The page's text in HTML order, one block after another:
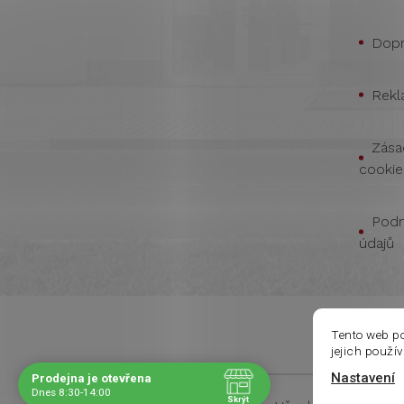
Tento web
jejich
Nastavení
údajů
Prodejna je otevřena
Dnes 8:30-14:00
Skrýt
Navštivte nás osobně